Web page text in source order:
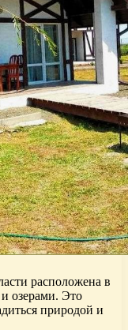
расположена в
озерами. Это
природой и